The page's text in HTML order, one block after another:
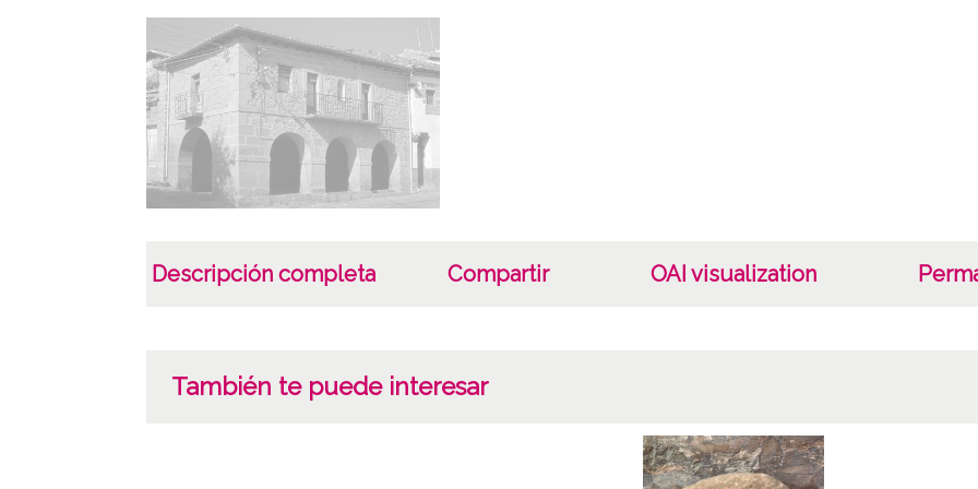
Descripción completa Compartir OAI visualization
También te puede interesar